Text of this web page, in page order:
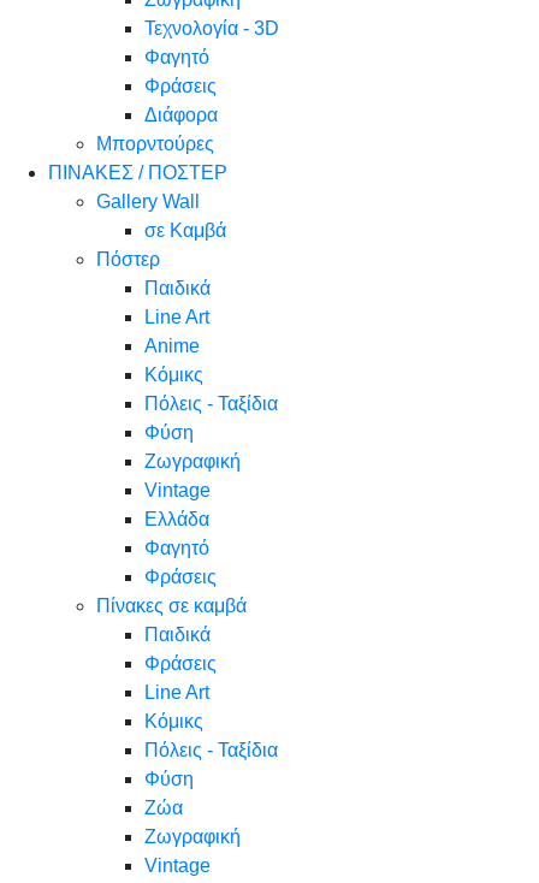
Τεχνολογία - 3D
Φαγητό
Φράσεις
Διάφορα
Μπορντούρες
ΠΙΝΑΚΕΣ / ΠΟΣΤΕΡ
Gallery Wall
σε Καμβά
Πόστερ
Παιδικά
Line Art
Anime
Κόμικς
Πόλεις - Ταξίδια
Φύση
Ζωγραφική
Vintage
Ελλάδα
Φαγητό
Φράσεις
Πίνακες σε καμβά
Παιδικά
Φράσεις
Line Art
Κόμικς
Πόλεις - Ταξίδια
Φύση
Ζώα
Ζωγραφική
Vintage